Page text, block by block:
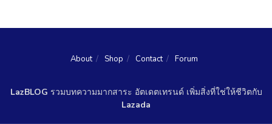
About Shop Contact Forum
LazBLOG รวมบทความมากสาระ อัตเดตเทรนด์ เพิ่มสิ่งที่ใช่ให้ชีวิตกับ
Lazada